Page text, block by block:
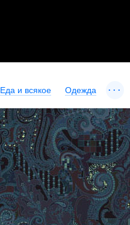
Еда и всякое Одежда ...